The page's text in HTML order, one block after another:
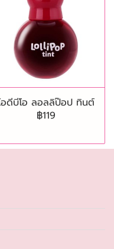
อดีบีโอ ลอลลิป๊อป ทินต์
฿119